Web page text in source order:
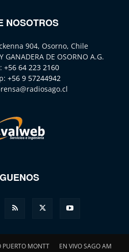
NOSOTROS
904, Osorno, Chile
GANADERA DE OSORNO A.G.
+56 64 223 2160
+56 9 57244942
PUERTO MONTT EN VIVO SAGO AM